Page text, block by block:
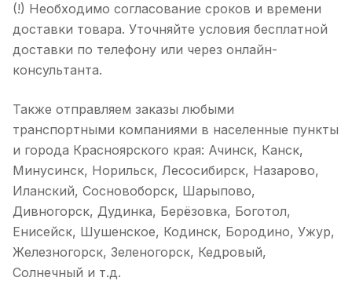
(!) Необходимо согласование сроков и времени
доставки товара. Уточняйте условия бесплатной
доставки по телефону или через онлайн-
консультанта.
Также отправляем заказы любыми
транспортными компаниями в населенные пункты
и города Красноярского края: Ачинск, Канск,
Минусинск, Норильск, Лесосибирск, Назарово,
Иланский, Сосновоборск, Шарыпово,
Дивногорск, Дудинка, Берёзовка, Боготол,
Енисейск, Шушенское, Кодинск, Бородино, Ужур,
Железногорск, Зеленогорск, Кедровый,
Солнечный и т.д.